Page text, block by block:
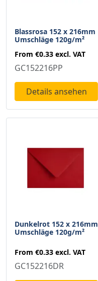
Blassrosa 152 x 216mm
Umschläge 120g/m²
From €0.33 excl. VAT
GC152216PP
Details ansehen
Dunkelrot 152 x 216mm
Umschläge 120g/m²
From €0.33 excl. VAT
GC152216DR